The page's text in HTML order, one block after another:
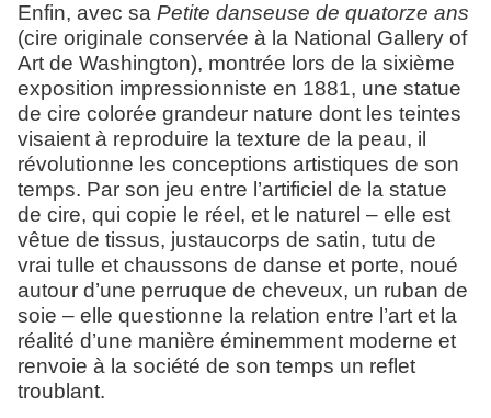
Enfin, avec sa Petite danseuse de quatorze ans
(cire originale conservée à la National Gallery of
Art de Washington), montrée lors de la sixième
exposition impressionniste en 1881, une statue
de cire colorée grandeur nature dont les teintes
visaient à reproduire la texture de la peau, il
révolutionne les conceptions artistiques de son
temps. Par son jeu entre l’artificiel de la statue
de cire, qui copie le réel, et le naturel – elle est
vêtue de tissus, justaucorps de satin, tutu de
vrai tulle et chaussons de danse et porte, noué
autour d’une perruque de cheveux, un ruban de
soie – elle questionne la relation entre l’art et la
réalité d’une manière éminemment moderne et
renvoie à la société de son temps un reflet
troublant.